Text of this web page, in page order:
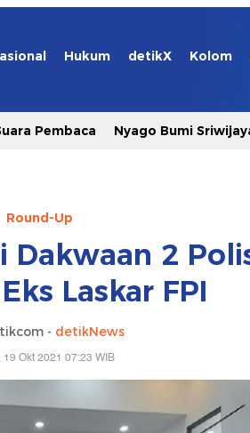
Hukum detikX Kolom
Pembaca Nyago Bumi
Round-Up
Dakwaan 2
Laskar FPI
- detikNews
Okt 2021 07:23 WIB